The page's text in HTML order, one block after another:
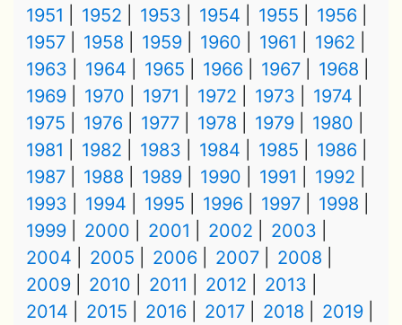
1951
1952 1953 1954 1955
1956
1957
1958 1959 1960 1961
1962
1963
1964 1965 1966 1967
1968
1969
1970 1971 1972 1973
1974
1975
1976 1977 1978 1979
1980
1981
1982 1983 1984 1985
1986
1987
1988 1989 1990 1991
1992
1993
1994 1995 1996 1997
1998
1999
2000 2001 2002
2003
2004
2005 2006 2007
2008
2009
2010 2011 2012
2013
2014
2015 2016 2017 2018
2019